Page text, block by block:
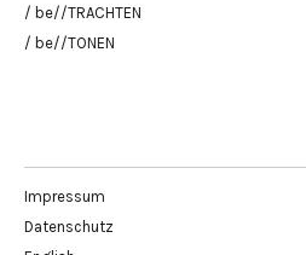
/ be//TRACHTEN
/ be//TONEN
Impressum
Datenschutz